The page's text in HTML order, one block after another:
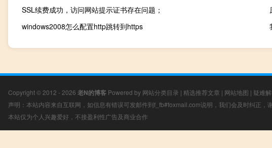
SSL续费成功，访问网站提示证书存在问题；
windows2008怎么配置http跳转到https
Copyright © 2012 - 2026 老N的博客 Powered by 网站分类目录 | 精选推荐文章 | 网站地图 | 疑难
声明：本站内容来自互联网，如信息有错误可发邮件到f_fb#foxmail.com说明，我们会及时纠正，
本站仅为个人兴趣爱好，不接盈利性广告及商业合作